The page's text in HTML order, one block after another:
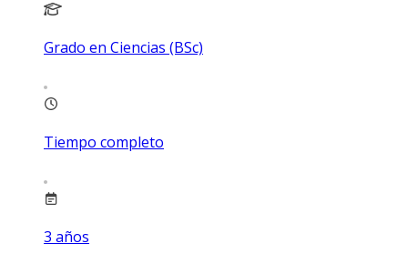
Grado en Ciencias (BSc)
Tiempo completo
3 años